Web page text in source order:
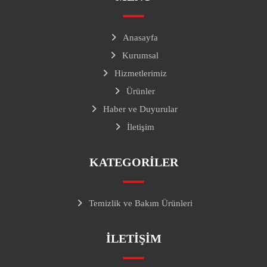
Anasayfa
Kurumsal
Hizmetlerimiz
Ürünler
Haber ve Duyurular
İletişim
KATEGORILER
Temizlik ve Bakım Ürünleri
ILETIŞIM